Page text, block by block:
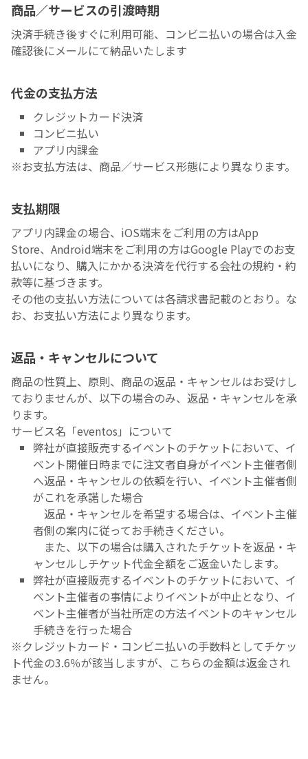
商品／サービスの引渡時期
決済手続き後すぐに利用可能、コンビニ払いの場合は入金
確認後にメールにて納品いたします
代金の支払方法
クレジットカード決済
コンビニ払い
アプリ内課金
※お支払方法は、商品／サービス形態により異なります。
支払期限
アプリ内課金の場合、iOS端末をご利用の方はApp
Store、Android端末をご利用の方はGoogle Playでのお支
払いになり、購入にかかる決済を代行する会社の規約・約
款等に基づきます。
その他の支払い方法については各請求書記載のとおり。な
お、お支払い方法により異なります。
返品・キャンセルについて
商品の性質上、原則、商品の返品・キャンセルはお受けし
ておりませんが、以下の場合のみ、返品・キャンセルを承
ります。
サービス名「eventos」について
弊社が直接販売するイベントのチケットにおいて、イ
ベント開催日時までに注文者自身がイベント主催者側
へ返品・キャンセルの依頼を行い、イベント主催者側
がこれを承諾した場合
返品・キャンセルを希望する場合は、イベント主催
者側の案内に従ってお手続きください。
また、以下の場合は購入されたチケットを返品・キ
ャンセルしチケット代金全額をご返金いたします。
弊社が直接販売するイベントのチケットにおいて、イ
ベント主催者の事情によりイベントが中止となり、イ
ベント主催者が当社所定の方法イベントのキャンセル
手続きを行った場合
※クレジットカード・コンビニ払いの手数料としてチケッ
ト代金の3.6％が該当しますが、こちらの金額は返金され
ません。